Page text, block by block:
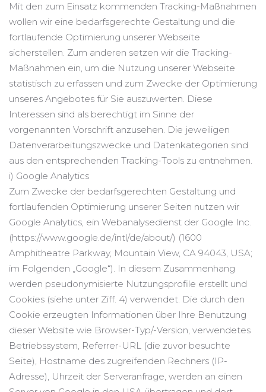
Mit den zum Einsatz kommenden Tracking-Maßnahmen
wollen wir eine bedarfsgerechte Gestaltung und die
fortlaufende Optimierung unserer Webseite
sicherstellen. Zum anderen setzen wir die Tracking-
Maßnahmen ein, um die Nutzung unserer Webseite
statistisch zu erfassen und zum Zwecke der Optimierung
unseres Angebotes für Sie auszuwerten. Diese
Interessen sind als berechtigt im Sinne der
vorgenannten Vorschrift anzusehen. Die jeweiligen
Datenverarbeitungszwecke und Datenkategorien sind
aus den entsprechenden Tracking-Tools zu entnehmen.
i) Google Analytics
Zum Zwecke der bedarfsgerechten Gestaltung und
fortlaufenden Optimierung unserer Seiten nutzen wir
Google Analytics, ein Webanalysedienst der Google Inc.
(https://www.google.de/intl/de/about/) (1600
Amphitheatre Parkway, Mountain View, CA 94043, USA;
im Folgenden „Google“). In diesem Zusammenhang
werden pseudonymisierte Nutzungsprofile erstellt und
Cookies (siehe unter Ziff. 4) verwendet. Die durch den
Cookie erzeugten Informationen über Ihre Benutzung
dieser Website wie Browser-Typ/-Version, verwendetes
Betriebssystem, Referrer-URL (die zuvor besuchte
Seite), Hostname des zugreifenden Rechners (IP-
Adresse), Uhrzeit der Serveranfrage, werden an einen